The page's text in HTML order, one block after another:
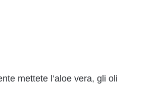
mettete l’aloe vera, gli oli